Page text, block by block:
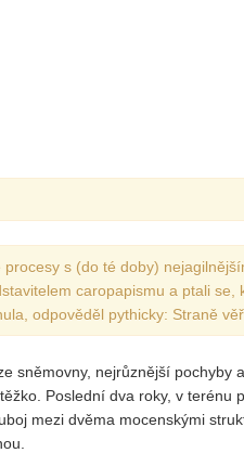
2020
2019
s (do té doby)
caropapismu a ptali se,
odpověděl pythicky: Straně
sněmovny, nejrůznější pochyby
Poslední dva roky, v terénu
mezi dvěma mocenskými